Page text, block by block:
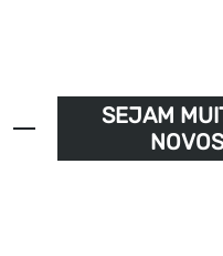
SEJAM